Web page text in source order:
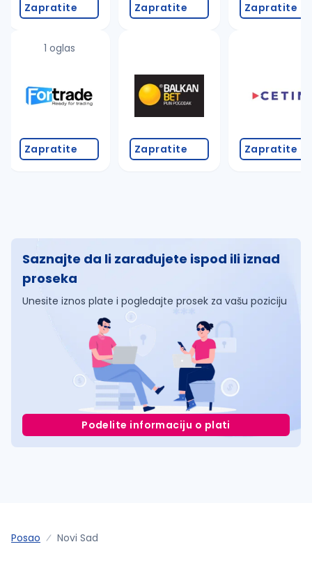
Zapratite
1 oglas
Zapratite
Zapratite
Zapratite
Zapratite
Zapratite
Saznajte da li zarađujete ispod ili iznad
proseka
Unesite iznos plate i pogledajte prosek za vašu poziciju
Podelite informaciju o plati
Posao Novi Sad